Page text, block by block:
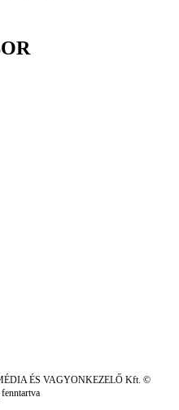
ÉS VAGYONKEZELŐ Kft. ©